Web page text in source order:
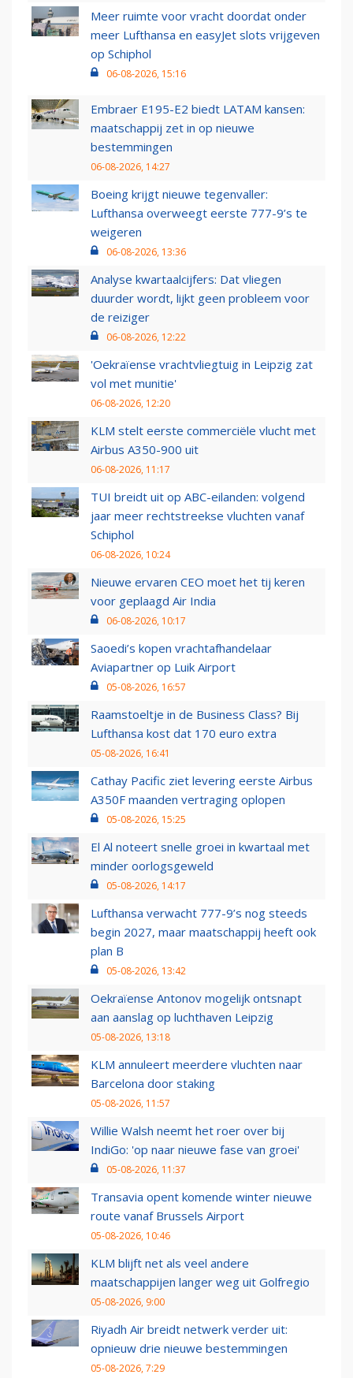
Meer ruimte voor vracht doordat onder
meer Lufthansa en easyJet slots vrijgeven
op Schiphol
06-08-2026, 15:16
Embraer E195-E2 biedt LATAM kansen:
maatschappij zet in op nieuwe
bestemmingen
06-08-2026, 14:27
Boeing krijgt nieuwe tegenvaller:
Lufthansa overweegt eerste 777-9’s te
weigeren
06-08-2026, 13:36
Analyse kwartaalcijfers: Dat vliegen
duurder wordt, lijkt geen probleem voor
de reiziger
06-08-2026, 12:22
'Oekraïense vrachtvliegtuig in Leipzig zat
vol met munitie'
06-08-2026, 12:20
KLM stelt eerste commerciële vlucht met
Airbus A350-900 uit
06-08-2026, 11:17
TUI breidt uit op ABC-eilanden: volgend
jaar meer rechtstreekse vluchten vanaf
Schiphol
06-08-2026, 10:24
Nieuwe ervaren CEO moet het tij keren
voor geplaagd Air India
06-08-2026, 10:17
Saoedi’s kopen vrachtafhandelaar
Aviapartner op Luik Airport
05-08-2026, 16:57
Raamstoeltje in de Business Class? Bij
Lufthansa kost dat 170 euro extra
05-08-2026, 16:41
Cathay Pacific ziet levering eerste Airbus
A350F maanden vertraging oplopen
05-08-2026, 15:25
El Al noteert snelle groei in kwartaal met
minder oorlogsgeweld
05-08-2026, 14:17
Lufthansa verwacht 777-9’s nog steeds
begin 2027, maar maatschappij heeft ook
plan B
05-08-2026, 13:42
Oekraïense Antonov mogelijk ontsnapt
aan aanslag op luchthaven Leipzig
05-08-2026, 13:18
KLM annuleert meerdere vluchten naar
Barcelona door staking
05-08-2026, 11:57
Willie Walsh neemt het roer over bij
IndiGo: 'op naar nieuwe fase van groei'
05-08-2026, 11:37
Transavia opent komende winter nieuwe
route vanaf Brussels Airport
05-08-2026, 10:46
KLM blijft net als veel andere
maatschappijen langer weg uit Golfregio
05-08-2026, 9:00
Riyadh Air breidt netwerk verder uit:
opnieuw drie nieuwe bestemmingen
05-08-2026, 7:29